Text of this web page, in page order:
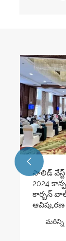
సాలిడ్
2024
కార్బన్
మరిన్ని
